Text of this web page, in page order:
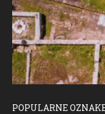
POPULARNE